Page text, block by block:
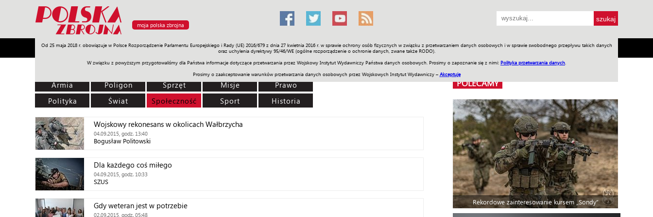
moja polska zbrojna
Od 25 maja 2018 r. obowiązuje w Polsce Rozporządzenie Parlamentu Europejskiego i Rady (UE) 2016/679 z dnia 27 kwietnia 2016 r. w sprawie ochrony osób fizycznych w związku z przetwarzaniem danych osobowych i w sprawie swobodnego przepływu takich danych
oraz uchylenia dyrektywy 95/46/WE (ogólne rozporządzenie o ochronie danych, zwane także RODO).
W związku z powyższym przygotowaliśmy dla Państwa informacje dotyczące przetwarzania przez Wojskowy Instytut Wydawniczy Państwa danych osobowych. Prosimy o zapoznanie się z nimi: Polityka przetwarzania danych
Prosimy o zaakceptowanie warunków przetwarzania danych osobowych przez Wojskowych Instytut Wydawniczy – Akceptuję
Armia Poligon Sprzęt Misje Polityka Prawo Świat Społeczność Sport Historia Galerie Wideo ENGLISH SKLEP Jednodniówki Praca w WIW
Armia Poligon Sprzęt Misje
Prawo
Polityka
Świat Społeczność Sport Historia
Wojskowy rekonesans w okolicach Wałbrzycha
04.09.2015, godz. 13:40
Bogusław Politowski
Dla każdego coś miłego
04.09.2015, godz. 10:33
SZUS
Gdy weteran jest w potrzebie
02.09.2015, godz. 05:48
POLECAMY
Rekordowe zainteresowanie kursem „Sondy”